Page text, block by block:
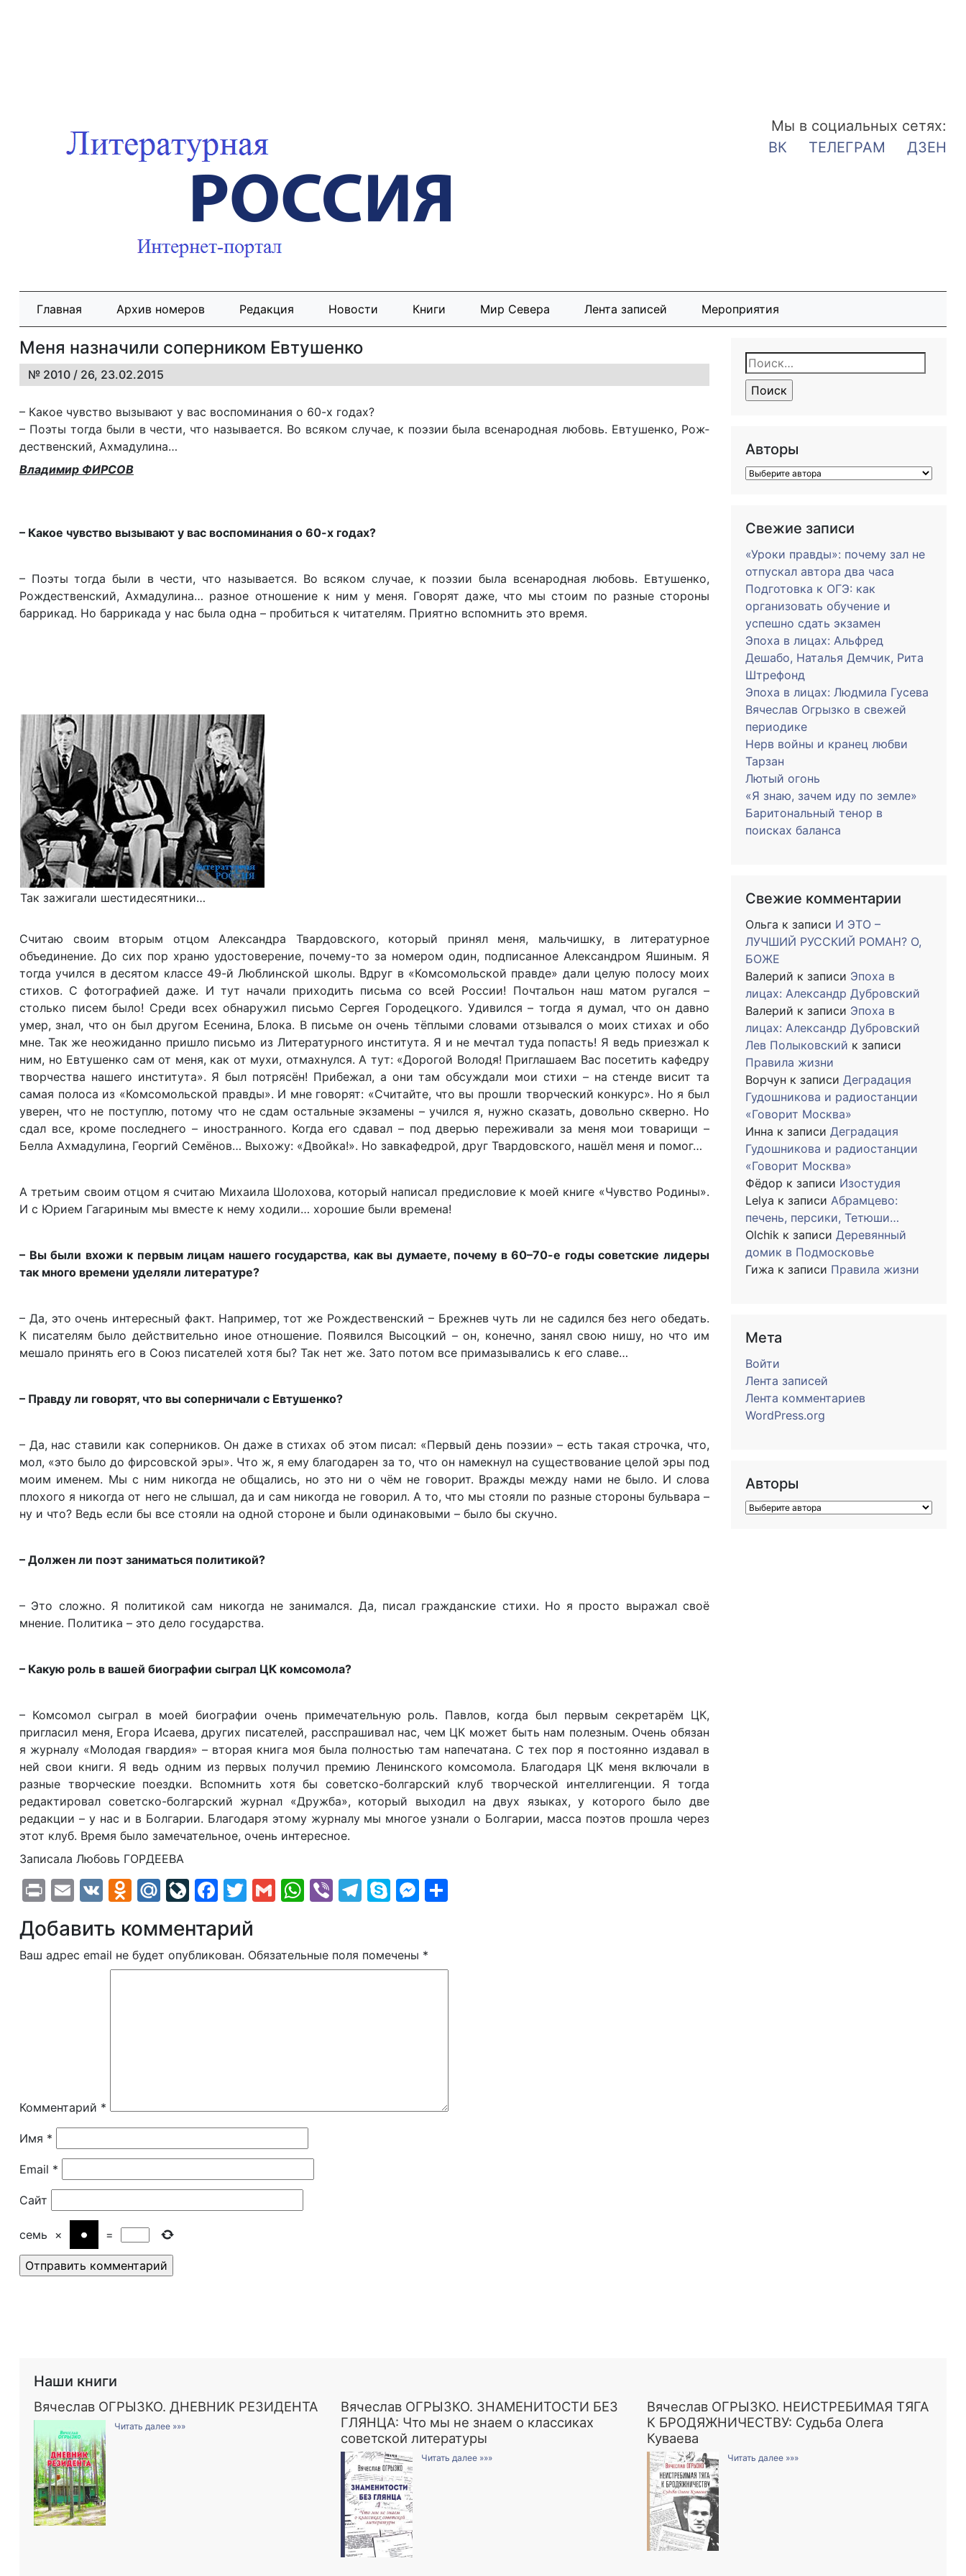
Мы в социальных сетях:
ВК
ТЕЛЕГРАМ ДЗЕН
Главная Архив номеров Редакция Новости Книги Мир Севера Лента записей Мероприятия
Меня назначили соперником Евтушенко
№ 2010 / 26, 23.02.2015
– Ка­кое чув­ст­во вы­зы­ва­ют у вас вос­по­ми­на­ния о 60-х го­дах?
– По­эты тог­да бы­ли в че­с­ти, что на­зы­ва­ет­ся. Во вся­ком слу­чае, к по­эзии бы­ла все­на­род­ная лю­бовь. Ев­ту­шен­ко, Рож­
де­ст­вен­ский, Ах­ма­ду­ли­на…
Владимир ФИРСОВ
– Какое чувство вызывают у вас воспоминания о 60-х годах?
– Поэты тогда были в чести, что называется. Во всяком случае, к поэзии была всенародная любовь. Евтушенко,
Рождественский, Ахмадулина… разное отношение к ним у меня. Говорят даже, что мы стоим по разные стороны
баррикад. Но баррикада у нас была одна – пробиться к читателям. Приятно вспомнить это время.
Так зажигали шестидесятники…
Считаю своим вторым отцом Александра Твардовского, который принял меня, мальчишку, в литературное
объединение. До сих пор храню удостоверение, почему-то за номером один, подписанное Александром Яшиным. Я
тогда учился в десятом классе 49-й Люблинской школы. Вдруг в «Комсомольской правде» дали целую полосу моих
стихов. С фотографией даже. И тут начали приходить письма со всей России! Почтальон наш матом ругался –
столько писем было! Среди всех обнаружил письмо Сергея Городецкого. Удивился – тогда я думал, что он давно
умер, знал, что он был другом Есенина, Блока. В письме он очень тёплыми словами отзывался о моих стихах и обо
мне. Так же неожиданно пришло письмо из Литературного института. Я и не мечтал туда попасть! Я ведь приезжал к
ним, но Евтушенко сам от меня, как от мухи, отмахнулся. А тут: «Дорогой Володя! Приглашаем Вас посетить кафедру
творчества нашего института». Я был потрясён! Прибежал, а они там обсуждали мои стихи – на стенде висит та
самая полоса из «Комсомольской правды». И мне говорят: «Считайте, что вы прошли творческий конкурс». Но я был
уверен, что не поступлю, потому что не сдам остальные экзамены – учился я, нужно сказать, довольно скверно. Но
сдал все, кроме последнего – иностранного. Когда его сдавал – под дверью переживали за меня мои товарищи –
Белла Ахмадулина, Георгий Семёнов… Выхожу: «Двойка!». Но завкафедрой, друг Твардовского, нашёл меня и помог…
А третьим своим отцом я считаю Михаила Шолохова, который написал предисловие к моей книге «Чувство Родины».
И с Юрием Гагариным мы вместе к нему ходили… хорошие были времена!
– Вы были вхожи к первым лицам нашего государства, как вы думаете, почему в 60–70-е годы советские лидеры
так много времени уделяли литературе?
– Да, это очень интересный факт. Например, тот же Рождественский – Брежнев чуть ли не садился без него обедать.
К писателям было действительно иное отношение. Появился Высоцкий – он, конечно, занял свою нишу, но что им
мешало принять его в Союз писателей хотя бы? Так нет же. Зато потом все примазывались к его славе…
– Правду ли говорят, что вы соперничали с Евтушенко?
– Да, нас ставили как соперников. Он даже в стихах об этом писал: «Первый день поэзии» – есть такая строчка, что,
мол, «это было до фирсовской эры». Что ж, я ему благодарен за то, что он намекнул на существование целой эры под
моим именем. Мы с ним никогда не общались, но это ни о чём не говорит. Вражды между нами не было. И слова
плохого я никогда от него не слышал, да и сам никогда не говорил. А то, что мы стояли по разные стороны бульвара –
ну и что? Ведь если бы все стояли на одной стороне и были одинаковыми – было бы скучно.
– Должен ли поэт заниматься политикой?
– Это сложно. Я политикой сам никогда не занимался. Да, писал гражданские стихи. Но я просто выражал своё
мнение. Политика – это дело государства.
– Какую роль в вашей биографии сыграл ЦК комсомола?
– Комсомол сыграл в моей биографии очень примечательную роль. Павлов, когда был первым секретарём ЦК,
пригласил меня, Егора Исаева, других писателей, расспрашивал нас, чем ЦК может быть нам полезным. Очень обязан
я журналу «Молодая гвардия» – вторая книга моя была полностью там напечатана. С тех пор я постоянно издавал в
ней свои книги. Я ведь одним из первых получил премию Ленинского комсомола. Благодаря ЦК меня включали в
разные творческие поездки. Вспомнить хотя бы советско-болгарский клуб творческой интеллигенции. Я тогда
редактировал советско-болгарский журнал «Дружба», который выходил на двух языках, у которого было две
редакции – у нас и в Болгарии. Благодаря этому журналу мы многое узнали о Болгарии, масса поэтов прошла через
этот клуб. Время было замечательное, очень интересное.
Записала Любовь ГОРДЕЕВА
PrintEmail
VK Odnoklassniki
Mail.Ru
LiveJournal
Facebook
Twitter
GmailWhatsApp
ViberTelegram
SkypeMessenger
Добавить комментарий
Ваш адрес email не будет опубликован. Обязательные поля помечены *
Комментарий *
Имя *
Email *
Сайт
семь × =
Найти:
Авторы
Свежие записи
«Уроки правды»: почему зал не
отпускал автора два часа
Подготовка к ОГЭ: как
организовать обучение и
успешно сдать экзамен
Эпоха в лицах: Альфред
Дешабо, Наталья Демчик, Рита
Штрефонд
Эпоха в лицах: Людмила Гусева
Вячеслав Огрызко в свежей
периодике
Нерв войны и кранец любви
Тарзан
Лютый огонь
«Я знаю, зачем иду по земле»
Баритональный тенор в
поисках баланса
Свежие комментарии
Ольга к записи И ЭТО –
ЛУЧШИЙ РУССКИЙ РОМАН? О,
БОЖЕ
Валерий к записи Эпоха в
лицах: Александр Дубровский
Валерий к записи Эпоха в
лицах: Александр Дубровский
Лев Полыковский к записи
Правила жизни
Ворчун к записи Деградация
Гудошникова и радиостанции
«Говорит Москва»
Инна к записи Деградация
Гудошникова и радиостанции
«Говорит Москва»
Фёдор к записи Изостудия
Lelya к записи Абрамцево:
печень, персики, Тетюши…
Olchik к записи Деревянный
домик в Подмосковье
Гижа к записи Правила жизни
Мета
Войти
Лента записей
Лента комментариев
WordPress.org
Авторы
Наши книги
Вячеслав ОГРЫЗКО. ДНЕВНИК РЕЗИДЕНТА
Читать далее »»»
Вячеслав ОГРЫЗКО. ЗНАМЕНИТОСТИ БЕЗ
ГЛЯНЦА: Что мы не знаем о классиках
советской литературы
Читать далее »»»
Вячеслав ОГРЫЗКО. НЕИСТРЕБИМАЯ ТЯГА
К БРОДЯЖНИЧЕСТВУ: Судьба Олега
Куваева
Читать далее »»»